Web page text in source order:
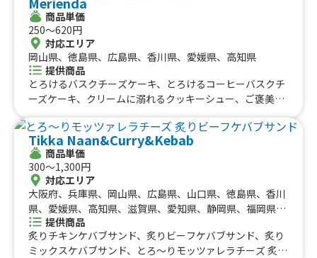
商品単価
250〜620円
対応エリア
岡山県、徳島県、広島県、香川県、愛媛県、高知県
提供商品
とろけるバスクチーズケーキ、とろけるコーヒーバスクチ
ーズケーキ、クリームに溺れるクッキーシュー、ご褒美ク
のソバオ、クロッフルディップ、Merienda特製スコーン、
カップシフォンクリーム、パンナコッタ ぷるぷるくまた
ん
Tikka Naan&Curry&Kebab
商品単価
300〜1,300円
対応エリア
大阪府、兵庫県、岡山県、広島県、山口県、徳島県、香川
県、愛媛県、高知県、滋賀県、愛知県、静岡県、福岡県、
京都府、和歌山県、三重県、鳥取県、東京都、千葉県、群
馬県
提供商品
炙りチキンケバブサンド、炙りビーフケバブサンド、炙り
ミックスケバブサンド、とろ〜りモッツァレラチーズ 炙り